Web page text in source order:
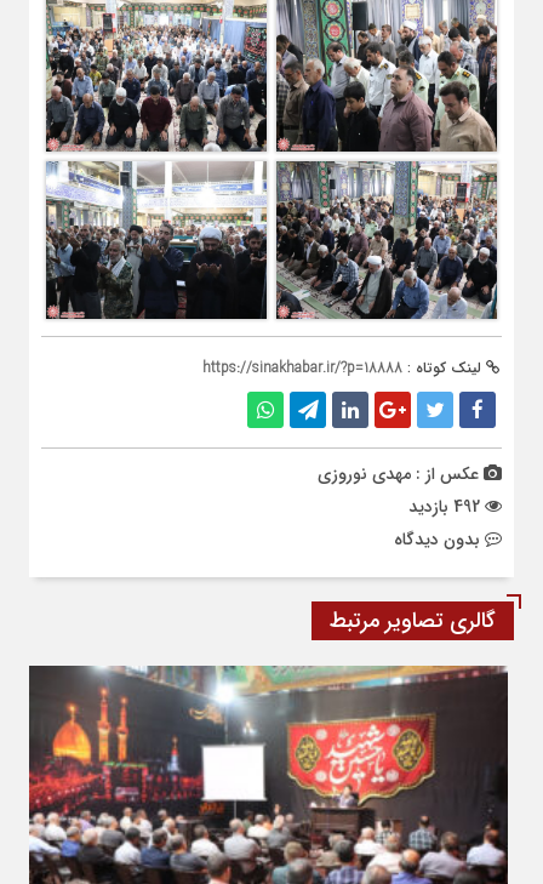
لینک کوتاه : https://sinakhabar.ir/?p=18888
عکس از : مهدی نوروزی
بدون دیدگاه
گالری تصاویر مرتبط